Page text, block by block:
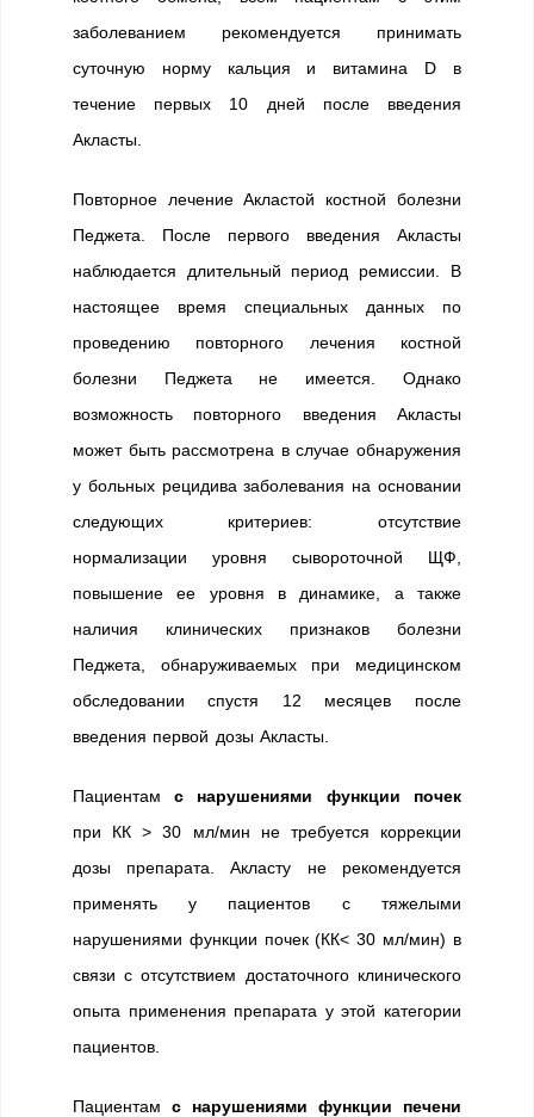
заболеванием рекомендуется принимать
суточную норму кальция и витамина D в
течение первых 10 дней после введения
Акласты.
Повторное лечение Акластой костной болезни
Педжета. После первого введения Акласты
наблюдается длительный период ремиссии. В
настоящее время специальных данных по
проведению повторного лечения костной
болезни Педжета не имеется. Однако
возможность повторного введения Акласты
может быть рассмотрена в случае обнаружения
у больных рецидива заболевания на основании
следующих критериев: отсутствие
нормализации уровня сывороточной ЩФ,
повышение ее уровня в динамике, а также
наличия клинических признаков болезни
Педжета, обнаруживаемых при медицинском
обследовании спустя 12 месяцев после
введения первой дозы Акласты.
Пациентамс нарушениями функции почек
при КК > 30 мл/мин не требуется коррекции
дозы препарата. Акласту не рекомендуется
применять у пациентов с тяжелыми
нарушениями функции почек (КК< 30 мл/мин) в
связи с отсутствием достаточного клинического
опыта применения препарата у этой категории
пациентов.
Пациентам с нарушениями функции печени